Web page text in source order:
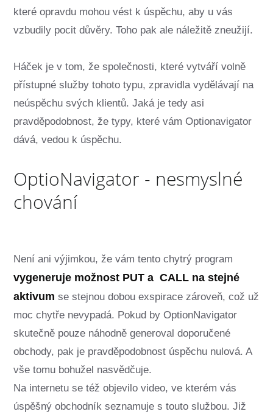
které opravdu mohou vést k úspěchu, aby u vás
vzbudily pocit důvěry. Toho pak ale náležitě zneužijí.
Háček je v tom, že společnosti, které vytváří volně
přístupné služby tohoto typu, zpravidla vydělávají na
neúspěchu svých klientů. Jaká je tedy asi
pravděpodobnost, že typy, které vám Optionavigator
dává, vedou k úspěchu.
OptioNavigator - nesmyslné
chování
Není ani výjimkou, že vám tento chytrý program
vygeneruje možnost PUT a CALL na stejné
aktivum se stejnou dobou exspirace zároveň, což už
moc chytře nevypadá. Pokud by OptionNavigator
skutečně pouze náhodně generoval doporučené
obchody, pak je pravděpodobnost úspěchu nulová. A
vše tomu bohužel nasvědčuje.
Na internetu se též objevilo video, ve kterém vás
úspěšný obchodník seznamuje s touto službou. Již